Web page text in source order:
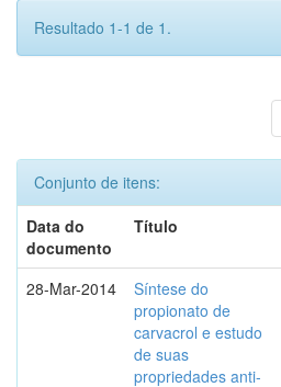
Resultado 1-1 de 1.
Conjunto de itens:
Data do
documento
Título
28-Mar-2014
Síntese do
propionato de
carvacrol e estudo
de suas
propriedades anti-